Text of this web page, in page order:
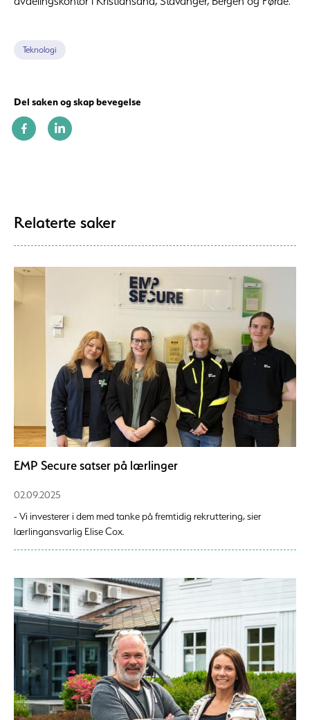
Teknologi
Del saken og skap bevegelse
Relaterte saker
EMP Secure satser på lærlinger
02.09.2025
- Vi investerer i dem med tanke på fremtidig rekruttering, sier
lærlingansvarlig Elise Cox.